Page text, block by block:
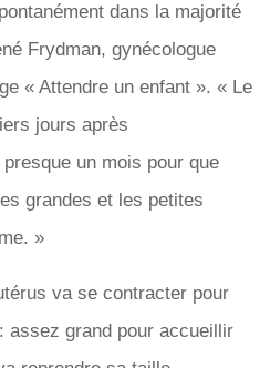
dans la majorité
Frydman, gynécologue
« Attendre un enfant ». « Le
jours après
un mois pour que
grandes et les petites
»
va se contracter pour
assez grand pour accueillir